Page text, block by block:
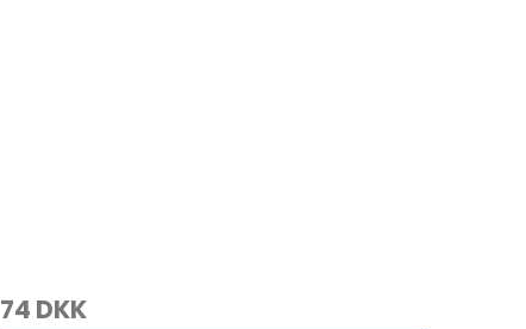
74 DKK